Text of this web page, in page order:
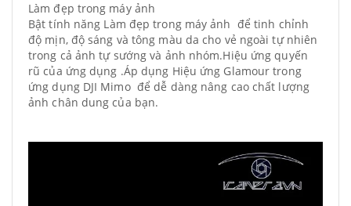
Làm đẹp trong máy ảnh
Bật tính năng Làm đẹp trong máy ảnh để tinh chỉnh
độ mịn, độ sáng và tông màu da cho vẻ ngoài tự nhiên
trong cả ảnh tự sướng và ảnh nhóm.Hiệu ứng quyến
rũ của ứng dụng .Áp dụng Hiệu ứng Glamour trong
ứng dụng DJI Mimo để dễ dàng nâng cao chất lượng
ảnh chân dung của bạn.